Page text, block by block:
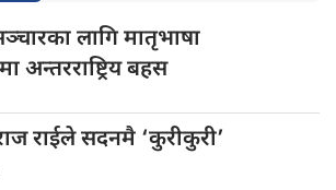
लागि मातृभाषा
अन्तरराष्ट्रिय बहस
राईले सदनमै ‘कुरीकुरी’